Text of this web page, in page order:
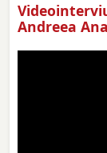
Andreea